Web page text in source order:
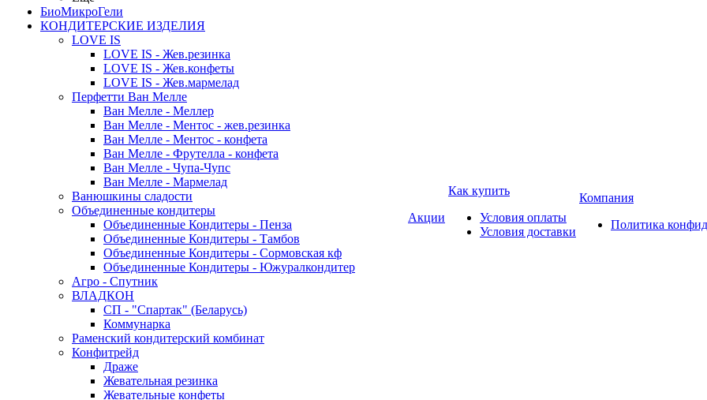
БиоМикроГели
КОНДИТЕРСКИЕ ИЗДЕЛИЯ
LOVE IS
LOVE IS - Жев.резинка
LOVE IS - Жев.конфеты
LOVE IS - Жев.мармелад
Перфетти Ван Мелле
Ван Мелле - Меллер
Ван Мелле - Ментос - жев.резинка
Ван Мелле - Ментос - конфета
Ван Мелле - Фрутелла - конфета
Ван Мелле - Чупа-Чупс
Ван Мелле - Мармелад
Ванюшкины сладости
Объединенные кондитеры
Объединенные Кондитеры - Пенза
Объединенные Кондитеры - Тамбов
Объединенные Кондитеры - Сормовская кф
Объединенные Кондитеры - Южуралкондитер
Агро - Спутник
ВЛАДКОН
СП - "Спартак" (Беларусь)
Коммунарка
Раменский кондитерский комбинат
Конфитрейд
Драже
Жевательная резинка
Жевательные конфеты
Акции
Как купить
Условия оплаты
Условия доставки
Компания
Политика